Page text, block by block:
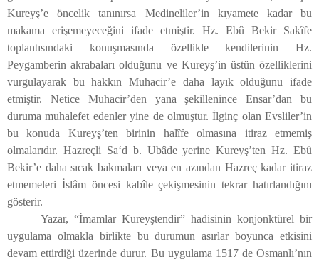
Kureyş’e öncelik tanınırsa Medineliler’in kıyamete kadar bu
makama erişemeyeceğini ifade etmiştir. Hz. Ebû Bekir Sakîfe
toplantısındaki konuşmasında özellikle kendilerinin Hz.
Peygamberin akrabaları olduğunu ve Kureyş’in üstün özelliklerini
vurgulayarak bu hakkın Muhacir’e daha layık olduğunu ifade
etmiştir. Netice Muhacir’den yana şekillenince Ensar’dan bu
duruma muhalefet edenler yine de olmuştur. İlginç olan Evsliler’in
bu konuda Kureyş’ten birinin halîfe olmasına itiraz etmemiş
olmalarıdır. Hazreçli Sa‘d b. Ubâde yerine Kureyş’ten Hz. Ebû
Bekir’e daha sıcak bakmaları veya en azından Hazreç kadar itiraz
etmemeleri İslâm öncesi kabîle çekişmesinin tekrar hatırlandığını
gösterir.
Yazar, “İmamlar Kureyştendir” hadisinin konjonktürel bir
uygulama olmakla birlikte bu durumun asırlar boyunca etkisini
devam ettirdiği üzerinde durur. Bu uygulama 1517 de Osmanlı’nın